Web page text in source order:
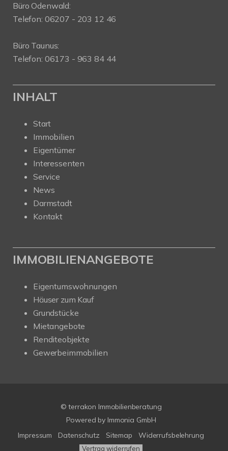
Büro Odenwald:
Telefon: 06207 - 203 12 46
Büro Taunus:
Telefon: 06173 - 963 84 44
INHALT
Start
Immobilien
Eigentümer
Interessenten
Service
News
Darmstadt
Kontakt
IMMOBILIENANGEBOTE
Eigentumswohnungen
Häuser zum Kauf
Grundstücke
Mietangebote
Renditeobjekte
Gewerbeimmobilien
© terrakon Immobilienberatung
Powered by Immonia GmbH
Impressum
Datenschutz Sitemap Widerrufsbelehrung
Vertrag widerrufen